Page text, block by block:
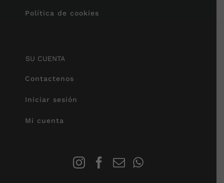
Política de cookies
SU CUENTA
Contactenos
Iniciar sesión
Mi cuenta